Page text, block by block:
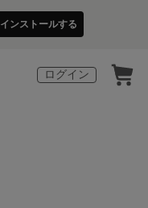
インストールする
ログイン